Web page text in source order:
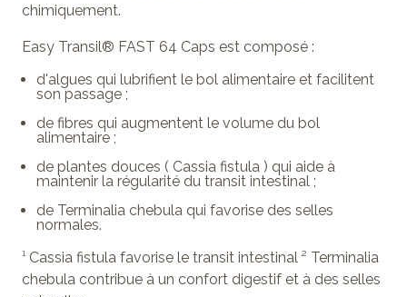
chimiquement.
Easy Transil® FAST 64 Caps est composé :
d'algues qui lubrifient le bol alimentaire et facilitent
son passage ;
de fibres qui augmentent le volume du bol
alimentaire ;
de plantes douces ( Cassia fistula ) qui aide à
maintenir la régularité du transit intestinal ;
de Terminalia chebula qui favorise des selles
normales.
¹ Cassia fistula favorise le transit intestinal ² Terminalia
chebula contribue à un confort digestif et à des selles